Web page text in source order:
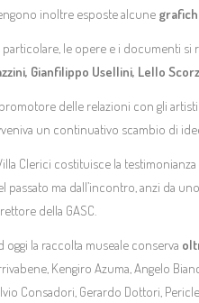
inoltre esposte alcune
particolare, le opere e i documenti
Gianfilippo Usellini, Lello
delle relazioni con gli
un continuativo scambio di
Clerici costituisce la
passato ma dall’incontro, anzi da
della GASC.
oggi la raccolta museale conserva
Kengiro Azuma, Angelo
Consadori, Gerardo Dottori,